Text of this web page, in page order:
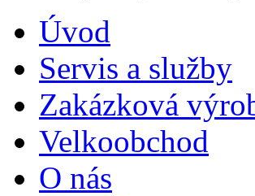
Úvod
Servis a služby
Zakázková
Velkoobchod
O nás